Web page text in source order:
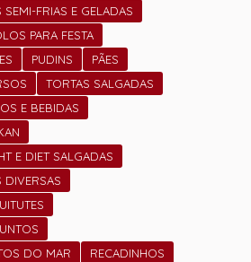
SEMI-FRIAS E GELADAS
PARA FESTA
PUDINS
PÃES
TORTAS SALGADAS
E BEBIDAS
E DIET SALGADAS
DIVERSAS
DO MAR
RECADINHOS